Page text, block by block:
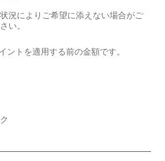
況によりご希望に添えない場合がご
い。
トを適用する前の金額です。